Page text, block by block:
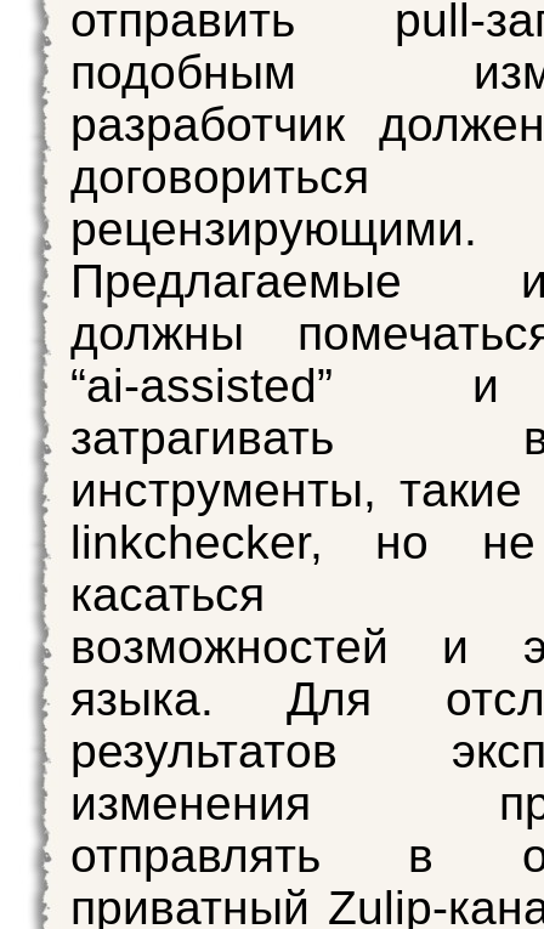
отправить pull-
подобным
разработчик
рецензирующими.
Предлагаемые
должны
“ai-assisted”
затрагивать
инструменты,
linkchecker, но
касаться
возможностей и
языка. Для
результатов
изменения
отправлять в
приватный Zulip-